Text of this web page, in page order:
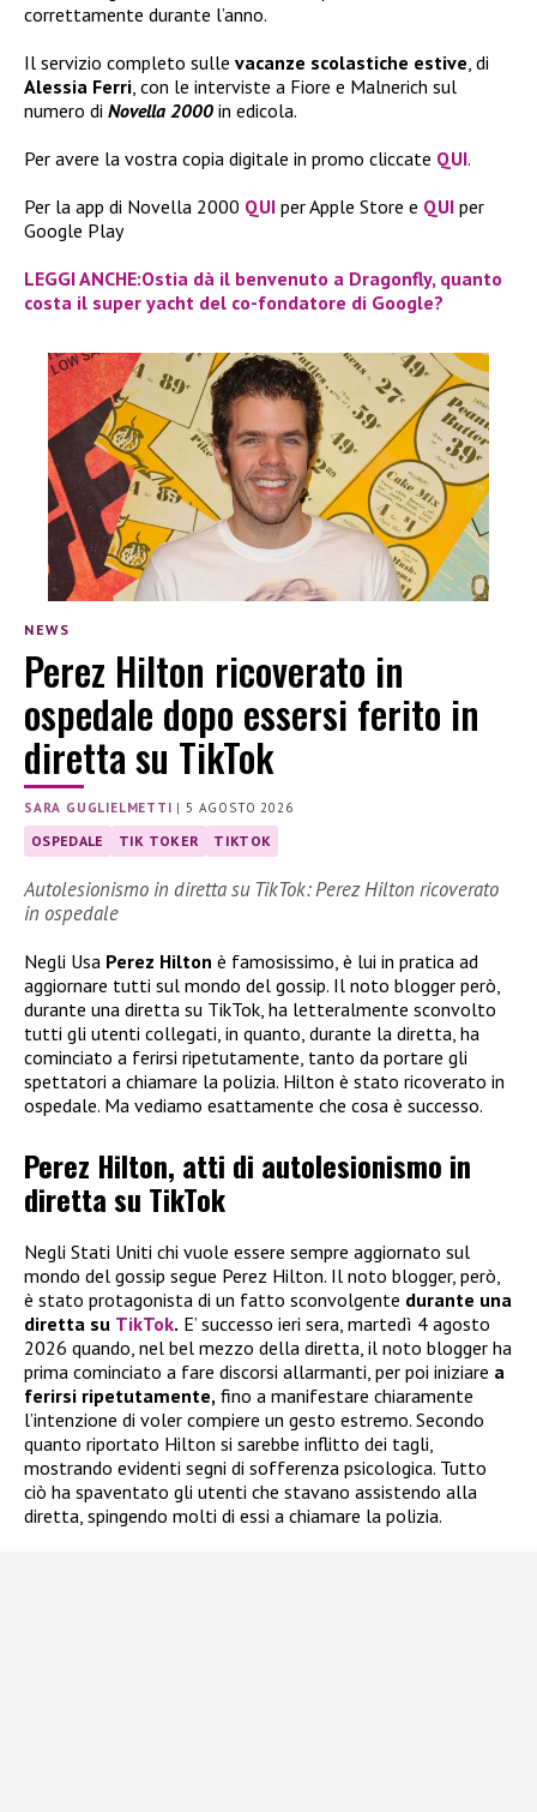
correttamente durante l’anno.
Il servizio completo sulle vacanze scolastiche estive , di
Alessia Ferri , con le interviste a Fiore e Malnerich sul
numero di Novella 2000 in edicola.
Per avere la vostra copia digitale in promo cliccate QUI.
Per la app di Novella 2000 QUI per Apple Store e QUI per
Google Play
LEGGI ANCHE:Ostia dà il benvenuto a Dragonfly, quanto
costa il super yacht del co-fondatore di Google?
NEWS
Perez Hilton ricoverato in
ospedale dopo essersi ferito in
diretta su TikTok
SARA GUGLIELMETTI |5 AGOSTO 2026
OSPEDALE TIK TOKER TIKTOK
Autolesionismo in diretta su TikTok: Perez Hilton ricoverato
in ospedale
Negli Usa Perez Hilton è famosissimo, è lui in pratica ad
aggiornare tutti sul mondo del gossip. Il noto blogger però,
durante una diretta su TikTok, ha letteralmente sconvolto
tutti gli utenti collegati, in quanto, durante la diretta, ha
cominciato a ferirsi ripetutamente, tanto da portare gli
spettatori a chiamare la polizia. Hilton è stato ricoverato in
ospedale. Ma vediamo esattamente che cosa è successo.
Perez Hilton, atti di autolesionismo in
diretta su TikTok
Negli Stati Uniti chi vuole essere sempre aggiornato sul
mondo del gossip segue Perez Hilton. Il noto blogger, però,
è stato protagonista di un fatto sconvolgente durante una
diretta su TikTok. E’ successo ieri sera, martedì 4 agosto
2026 quando, nel bel mezzo della diretta, il noto blogger ha
prima cominciato a fare discorsi allarmanti, per poi iniziare a
ferirsi ripetutamente, fino a manifestare chiaramente
l’intenzione di voler compiere un gesto estremo. Secondo
quanto riportato Hilton si sarebbe inflitto dei tagli,
mostrando evidenti segni di sofferenza psicologica. Tutto
ciò ha spaventato gli utenti che stavano assistendo alla
diretta, spingendo molti di essi a chiamare la polizia.